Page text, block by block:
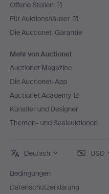
Offene Stellen
Für Auktionshäuser
Die Auctionet-Garantie
Mehr von Auctionet
Auctionet Magazine
Die Auctionet-App
Auctionet Academy
Künstler und Designer
Themen- und Saalauktionen
Deutsch USD
Bedingungen
Datenschutzerklärung